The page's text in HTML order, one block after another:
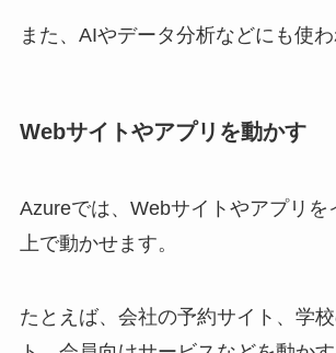
また、AIやデータ分析などにも使わ
Webサイトやアプリを動かす
Azureでは、Webサイトやアプリを
上で動かせます。
たとえば、会社の予約サイト、学